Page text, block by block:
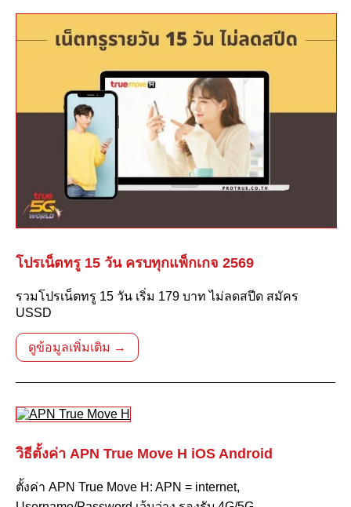
โปรเน็ตทรู 15 วัน ครบทุกแพ็กเกจ 2569
รวมโปรเน็ตทรู 15 วัน เริ่ม 179 บาท ไม่ลดสปีด สมัคร
USSD
ดูข้อมูลเพิ่มเติม →
วิธีตั้งค่า APN True Move H iOS Android
ตั้งค่า APN True Move H: APN = internet,